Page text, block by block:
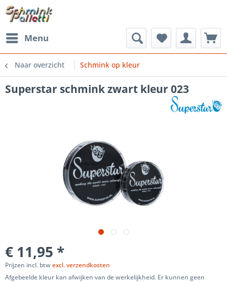
Menu
Naar overzicht Schmink op kleur
Superstar schmink zwart kleur 023
€ 11,95 *
Prijzen incl. btwexcl. verzendkosten
Afgebeelde kleur kan afwijken van de werkelijkheid. Er kunnen geen